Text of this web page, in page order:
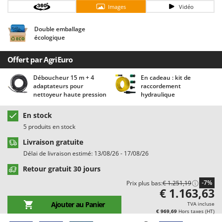
Chaudrons électriques pour polenta
Cisailles taille-haies manuelles
Climatiseurs
Compresseurs d'air électriques
Compresseurs pour la récolte des olives et la taille
Coupe-bordures - Trimmers
Coupe-branches
Couveuses à œufs
Cultivateurs Tiller à ressorts - Extirpateurs
D
Débroussailleuses
Découpeurs plasma
Déplaqueuses de gazon
Barbieri
Benassi
Beper
Berkel
Bernardi
Bertolini Pumps
Besser Vacuum
Bestway
Beta tools
Bissell
Black & Decker
Blue Bird
Bomet
Images Vidéo
Double emballage
écologique
Offert par AgriEuro
Déboucheur 15 m + 4
adaptateurs pour
nettoyeur haute pression
En cadeau : kit de
raccordement
hydraulique
En stock
5 produits en stock
Livraison gratuite
Délai de livraison estimé: 13/08/26 - 17/08/26
Retour gratuit 30 jours
Prix plus bas:€ 1.251,19 -7%
Ajouter au Panier
€ 1.163,63
TVA incluse
€ 969,69 Hors taxes (HT)